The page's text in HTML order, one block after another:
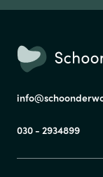
030 - 2934899
Wij verkopen